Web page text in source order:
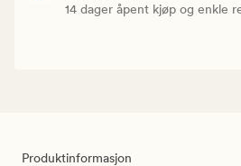
14 dager åpent kjøp og enkle
Produktinformasjon